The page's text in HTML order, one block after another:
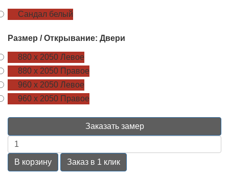
Сандал белый
Размер / Открывание: Двери
880 х 2050 Левое
880 х 2050 Правое
960 х 2050 Левое
960 х 2050 Правое
Заказать замер
В корзину Заказ в 1 клик